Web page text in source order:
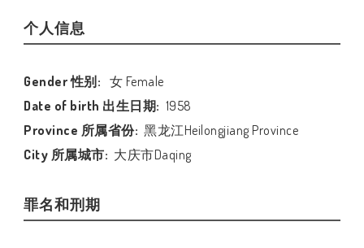
个人信息
Gender 性别: 女 Female
Date of birth 出生日期: 1958
Province 所属省份: 黑龙江Heilongjiang Province
City 所属城市: 大庆市Daqing
罪名和刑期